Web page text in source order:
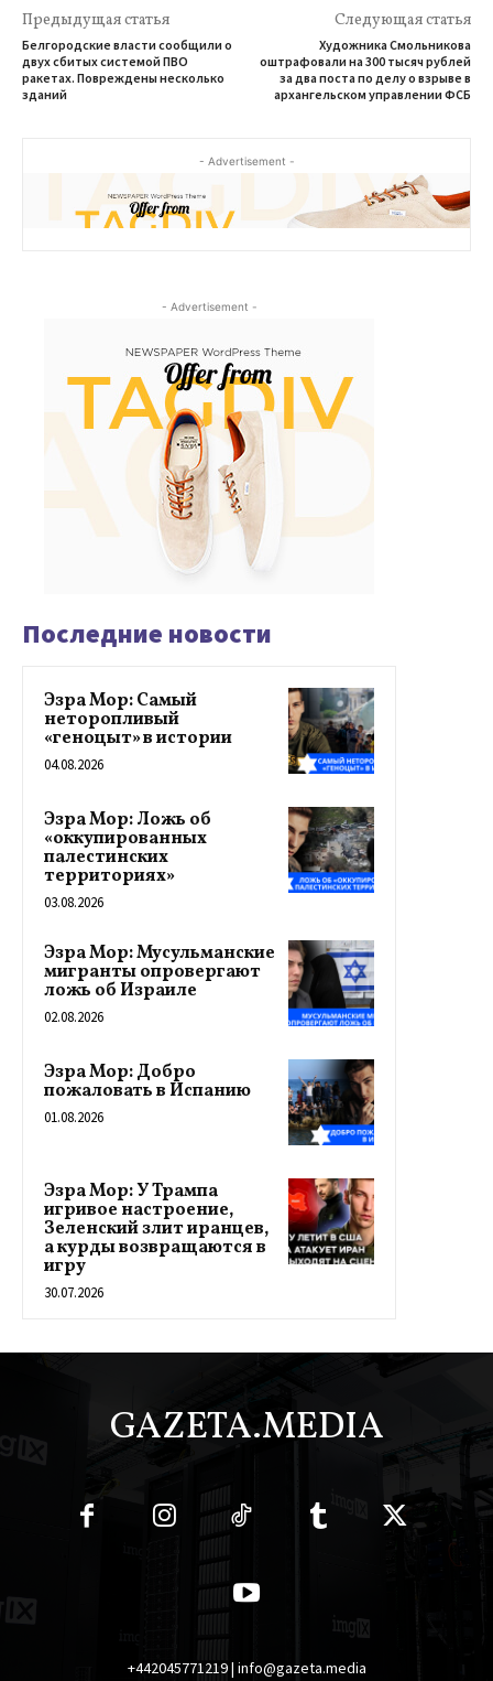
Предыдущая статья
Белгородские власти сообщили о
двух сбитых системой ПВО
ракетах. Повреждены несколько
зданий
Следующая статья
Художника Смольникова
оштрафовали на 300 тысяч рублей
за два поста по делу о взрыве в
архангельском управлении ФСБ
- Advertisement -
- Advertisement -
Последние новости
Эзра Мор: Самый
неторопливый
«геноцыт» в истории
04.08.2026
Эзра Мор: Ложь об
«оккупированных
палестинских
территориях»
03.08.2026
Эзра Мор: Мусульманские
мигранты опровергают
ложь об Израиле
02.08.2026
Эзра Мор: Добро
пожаловать в Испанию
01.08.2026
Эзра Мор: У Трампа
игривое настроение,
Зеленский злит иранцев,
а курды возвращаются в
игру
30.07.2026
GAZETA.MEDIA
+442045771219 | info@gazeta.media